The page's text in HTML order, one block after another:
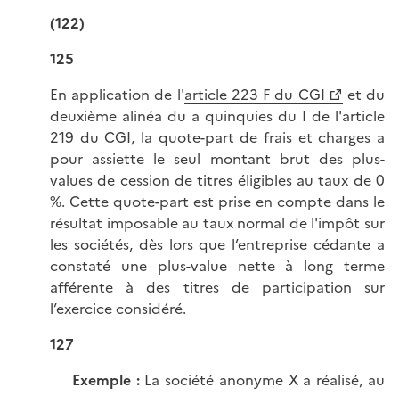
(122)
125
En application de l'article 223 F du CGI
et du
deuxième alinéa du a quinquies du I de l'article
219 du CGI, la quote-part de frais et charges a
pour assiette le seul montant brut des plus-
values de cession de titres éligibles au taux de 0
%. Cette quote-part est prise en compte dans le
résultat imposable au taux normal de l'impôt sur
les sociétés, dès lors que l’entreprise cédante a
constaté une plus-value nette à long terme
afférente à des titres de participation sur
l’exercice considéré.
127
Exemple :La société anonyme X a réalisé, au